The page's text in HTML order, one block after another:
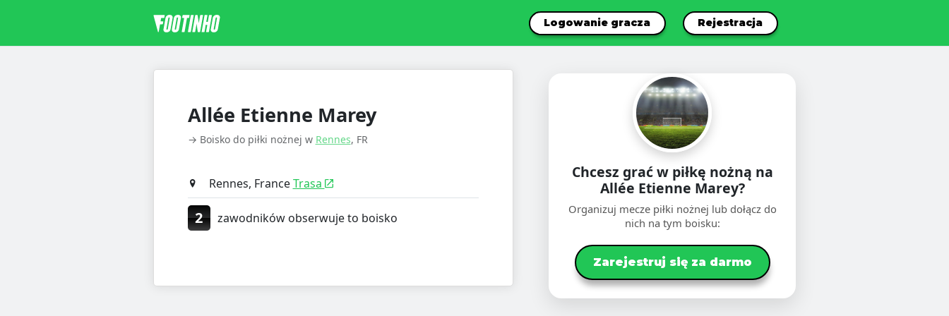
Logowanie gracza Rejestracja
Allée Etienne Marey
→ Boisko do piłki nożnej w Rennes, FR
Rennes, FranceTrasa
2 zawodników obserwuje to boisko
Chcesz grać w piłkę nożną na
Allée Etienne Marey?
Organizuj mecze piłki nożnej lub dołącz do
nich na tym boisku:
Zarejestruj się za darmo